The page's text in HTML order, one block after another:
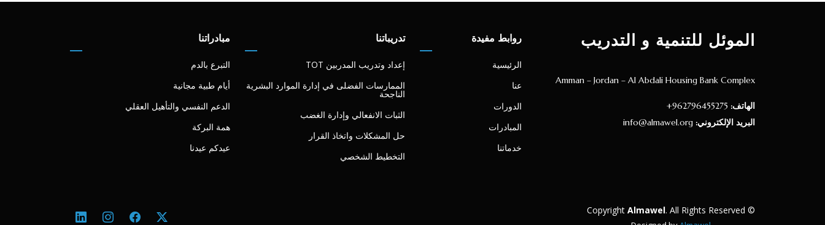
الموئل للتنمية و التدريب
Amman – Jordan – Al Abdali Housing Bank Complex
الهاتف: 962796455275+
البريد الإلكتروني: info@almawel.org
روابط مفيدة
الرئيسية
عنا
الدورات
المبادرات
خدماتنا
تدريباتنا
إعداد وتدريب المدربين TOT
الممارسات الفضلى في إدارة الموارد البشرية
الناجحة
الثبات الانفعالي وإدارة الغضب
حل المشكلات واتخاذ القرار
التخطيط الشخصي
مبادراتنا
التبرع بالدم
أيام طبية مجانية
الدعم النفسي والتأهيل العقلي
همة البركة
عيدكم عيدنا
© Copyright
Almawel. All Rights Reserved